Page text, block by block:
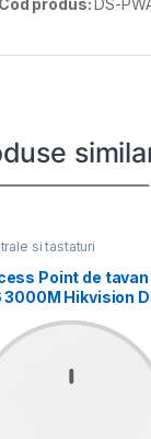
Cod produs:DS-
si tastaturi
Point de
3000M Hikvision
SI; 1